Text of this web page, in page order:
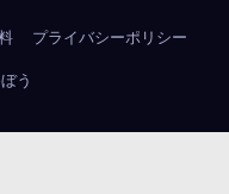
プライバシーポリシー
う